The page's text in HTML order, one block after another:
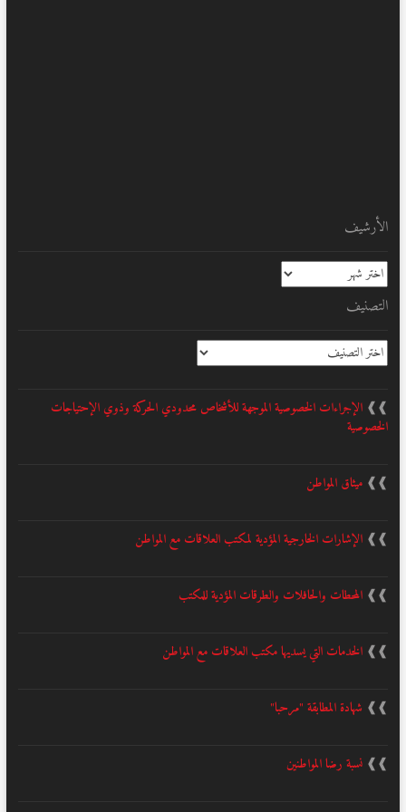
الأرشيف
الأرشيف
التصنيف
التصنيف
❱❱ الإجراءات الخصوصية الموجهة للأشخاص محدودي الحركة وذوي الإحتياجات
الخصوصية
❱❱ ميثاق المواطن
❱❱ الإشارات الخارجية المؤدية لمكتب العلاقات مع المواطن
❱❱ المحطات والحافلات والطرقات المؤدية للمكتب
❱❱ الخدمات التي يسديها مكتب العلاقات مع المواطن
❱❱ شهادة المطابقة "مرحبا"
❱❱ نسبة رضا المواطنين